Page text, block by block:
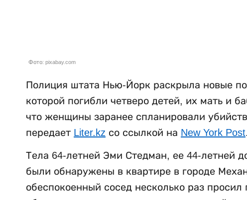
Фото: pixabay.com
Полиция штата Нью-Йорк раскрыла новые
которой погибли четверо детей, их мать и
что женщины заранее спланировали
передает Liter.kz со ссылкой на New York Post.
Тела 64-летней Эми Стедман, ее 44-летней
были обнаружены в квартире в городе
обеспокоенный сосед несколько раз